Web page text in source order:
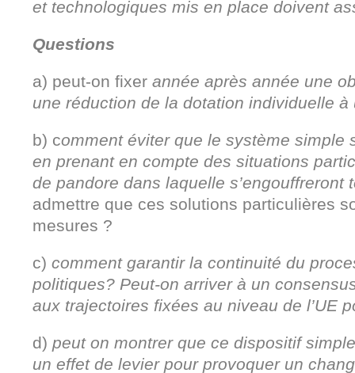
et technologiques mis en place doivent
Questions
a) peut-on fixer année après année une
une réduction de la dotation individuelle à
b) comment éviter que le système simple
en prenant en compte des situations
de pandore dans laquelle s’engouffreront
admettre que ces solutions particulières
mesures ?
c) comment garantir la continuité du
politiques? Peut-on arriver à un
aux trajectoires fixées au niveau de l’UE
d) peut on montrer que ce dispositif
un effet de levier pour provoquer un